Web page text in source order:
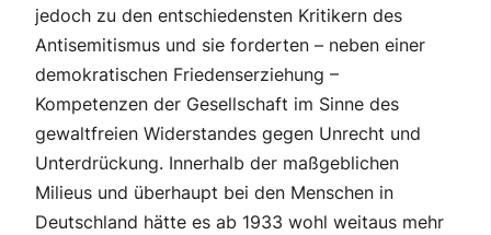
jedoch zu den entschiedensten Kritikern des
Antisemitismus und sie forderten – neben einer
demokratischen Friedenserziehung –
Kompetenzen der Gesellschaft im Sinne des
gewaltfreien Widerstandes gegen Unrecht und
Unterdrückung. Innerhalb der maßgeblichen
Milieus und überhaupt bei den Menschen in
Deutschland hätte es ab 1933 wohl weitaus mehr